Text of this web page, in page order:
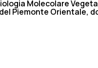
Molecolare
Piemonte Orientale,